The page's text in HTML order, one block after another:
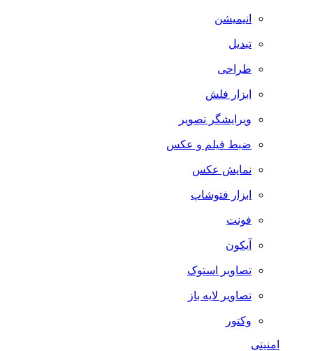
انیمیشن
تبدیل
طراحی
ابزار فلش
ویرایشگر تصویر
ضبط فيلم و عكس
نمایش عکس
ابزار فتوشاپ
فونت
آیکون
تصاویر استوک
تصاویر لایه باز
وکتور
امنیتی